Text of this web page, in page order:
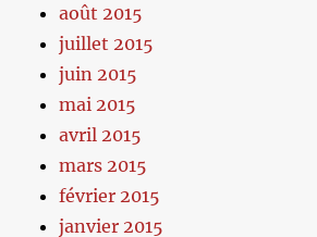
août 2015
juillet 2015
juin 2015
mai 2015
avril 2015
mars 2015
février 2015
janvier 2015